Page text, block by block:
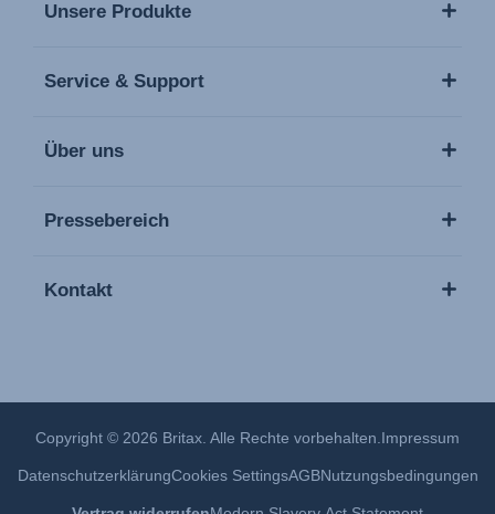
Unsere Produkte
Service & Support
Über uns
Pressebereich
Kontakt
Copyright © 2026 Britax. Alle Rechte vorbehalten. Impressum
DatenschutzerklärungCookies SettingsAGBNutzungsbedingungen